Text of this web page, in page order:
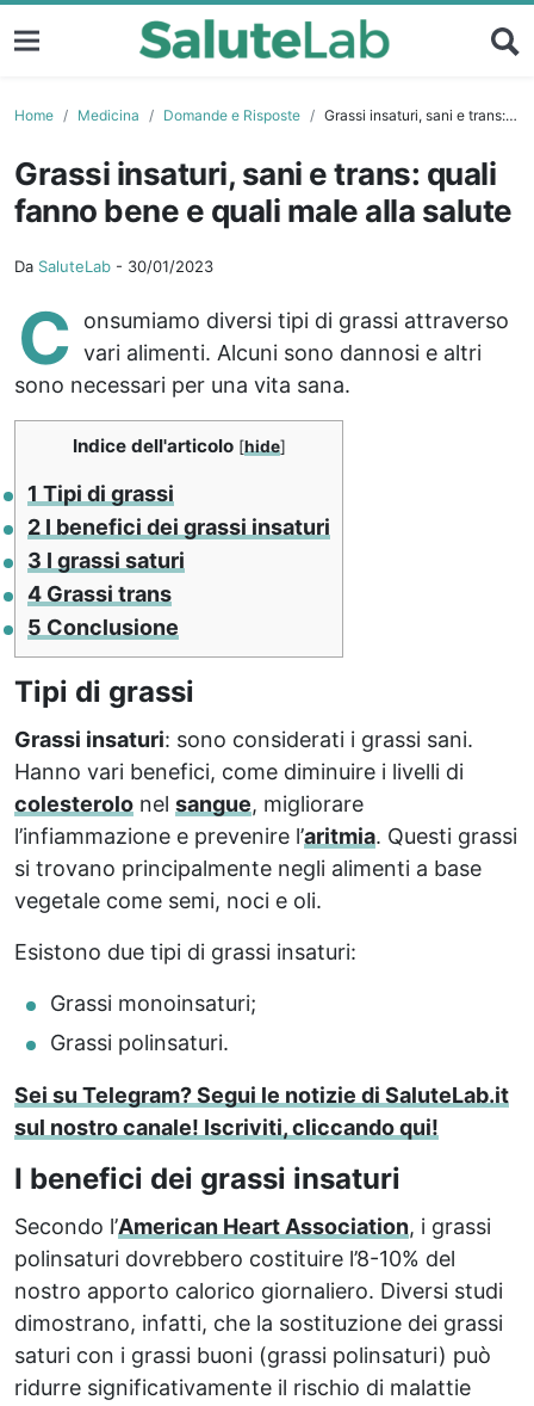
Home Medicina Domande e Risposte Grassi insaturi, sani e trans: quali fanno bene e quali male alla salute
Grassi insaturi, sani e trans: quali
fanno bene e quali male alla salute
Da SaluteLab - 30/01/2023
C
onsumiamo diversi tipi di grassi attraverso
vari alimenti. Alcuni sono dannosi e altri
sono necessari per una vita sana.
Indice dell'articolo [hide]
1 Tipi di grassi
2 I benefici dei grassi insaturi
3 I grassi saturi
4 Grassi trans
5 Conclusione
Tipi di grassi
Grassi insaturi: sono considerati i grassi sani.
Hanno vari benefici, come diminuire i livelli di
colesterolo nel sangue, migliorare
l’infiammazione e prevenire l’aritmia. Questi grassi
si trovano principalmente negli alimenti a base
vegetale come semi, noci e oli.
Esistono due tipi di grassi insaturi:
Grassi monoinsaturi;
Grassi polinsaturi.
Sei su Telegram? Segui le notizie di SaluteLab.it
sul nostro canale! Iscriviti, cliccando qui!
I benefici dei grassi insaturi
Secondo l’American Heart Association, i grassi
polinsaturi dovrebbero costituire l’8-10% del
nostro apporto calorico giornaliero. Diversi studi
dimostrano, infatti, che la sostituzione dei grassi
saturi con i grassi buoni (grassi polinsaturi) può
ridurre significativamente il rischio di malattie